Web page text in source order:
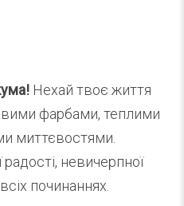
Нехай твоє життя
фарбами, теплими
миттєвостями.
невичерпної
починаннях.